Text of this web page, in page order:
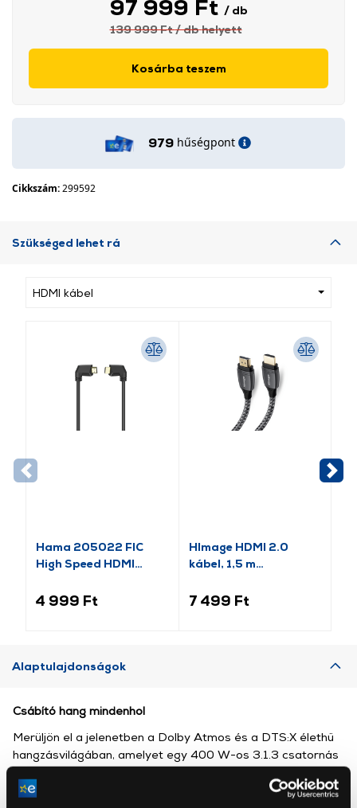
97 999 Ft / db
139 999 Ft/ dbhelyett
Kosárba teszem
979 hűségpont
Cikkszám:299592
Szükséged lehet rá
HDMI kábel
Hama 205022 FIC
High Speed HDMI
90fok, 1,5m
4 999 Ft
HImage HDMI 2.0
kábel, 1,5 m
7 499 Ft
Alaptulajdonságok
Csábító hang mindenhol
Merüljön el a jelenetben a Dolby Atmos és a DTS:X élethű
hangzásvilágában, amelyet egy 400 W-os 3.1.3 csatornás
Soundbar az alapvető 2 csatornás hangot többcsatornás